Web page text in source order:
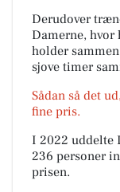
Derudover
Damerne, hvor
holder
sjove timer
Sådan så det
fine pris.
I 2022 uddelte
236 personer
prisen.